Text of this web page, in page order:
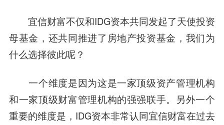
宜信财富不仅和IDG资本共同发起了天使投资
母基金，还共同推进了房地产投资基金，我们为
什么选择彼此呢？
一个维度是因为这是一家顶级资产管理机构
和一家顶级财富管理机构的强强联手。另外一个
重要的维度是，IDG资本非常认同宜信财富在过去